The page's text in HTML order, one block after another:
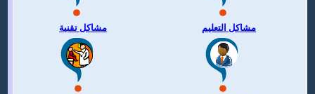
مشاكل تقنية مشاكل التعليم